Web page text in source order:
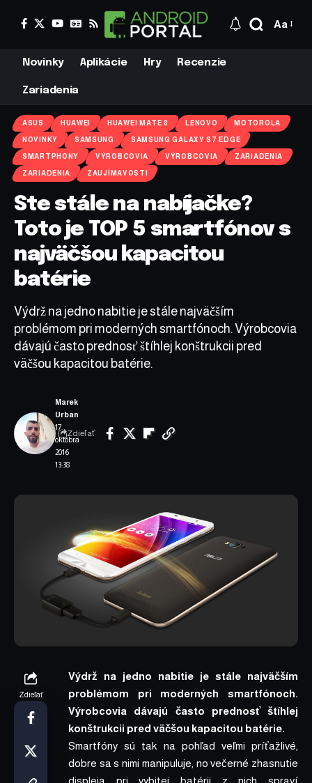
Aa
Novinky Aplikácie Hry Recenzie
Zariadenia
ASUS HUAWEI HUAWEI MATE 8 LENOVO MOTOROLA
NOVINKY SAMSUNG SAMSUNG GALAXY S7 EDGE
SMARTPHONY VÝROBCOVIA VÝROBCOVIA ZARIADENIA
ZARIADENIA ZAUJÍMAVOSTI
Ste stále na nabíjačke?
Toto je TOP 5 smartfónov s
najväčšou kapacitou
batérie
Výdrž na jedno nabitie je stále najväčším
problémom pri moderných smartfónoch. Výrobcovia
dávajú často prednosť štíhlej konštrukcii pred
väčšou kapacitou batérie.
17.
októbra
2016
13:38
Marek
Urban
Zdieľať
Zdieľať
Výdrž na jedno nabitie je stále najväčším
problémom pri moderných smartfónoch.
Výrobcovia dávajú často prednosť štíhlej
konštrukcii pred väčšou kapacitou batérie.
Smartfóny sú tak na pohľad veľmi príťažlivé,
dobre sa s nimi manipuluje, no večerné zhasnutie